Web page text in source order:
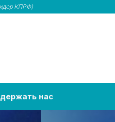
КПРФ)
нас